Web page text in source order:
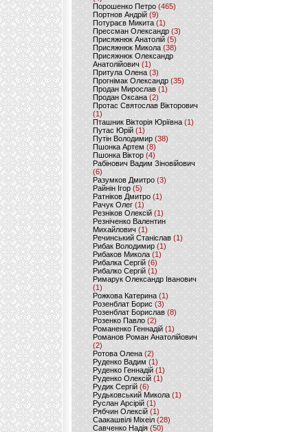
Порошенко Петро (465)
Портнов Андрій (9)
Потураєв Микита(1)
Прессман Олександр(3)
Присяжнюк Анатолій (5)
Присяжнюк Микола (38)
Присяжнюк Олександр
Анатолійович (1)
Притула Олена (3)
Прогнімак Олександр(35)
Продан Мирослав(1)
Продан Оксана (2)
Протас Святослав Вікторович
(1)
Пташник Вікторія Юріївна (1)
Путас Юрій (1)
Путін Володимир(38)
Пшонка Артем (8)
Пшонка Віктор(4)
Рабінович Вадим Зіновійович
(6)
Разумков Дмитро (3)
Райнін Ігор(5)
Ратніков Дмитро (1)
Рачук Олег (1)
Резніков Олексій(1)
Резніченко Валентин
Михайлович (1)
Речинський Станіслав (1)
Рибак Володимир(1)
Рибаков Микола(1)
Рибалка Сергій (6)
Рибалко Сергій (1)
Римарук Олександр Іванович
(1)
Рожкова Катерина(1)
Розенблат Борис (3)
Розенблат Борислав (8)
Розенко Павло (2)
Романенко Геннадій (1)
Романов Роман Анатолійович
(2)
Ротова Олена(2)
Руденко Вадим (1)
Руденко Геннадій (1)
Руденко Олексій(1)
Рудик Сергій(6)
Рудьковський Микола (1)
Руслан Арсірій(1)
Рябчин Олексій (1)
Саакашвілі Міхеіл(28)
Савченко Надія (50)